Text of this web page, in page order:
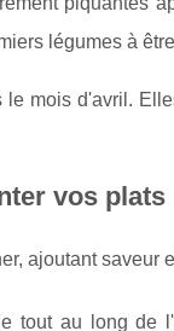
légumes à
mois d'avril.
vos plats
ajoutant saveur
tout au long de